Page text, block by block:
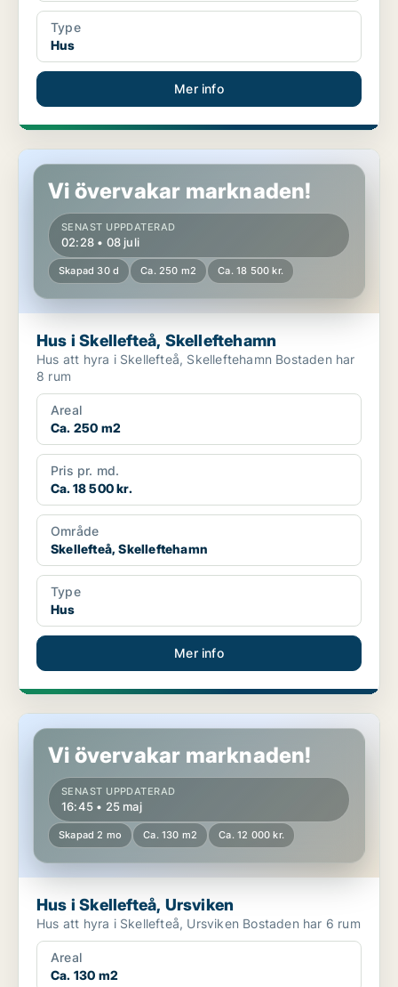
Type
Hus
Mer info
Hus i Skellefteå, Skelleftehamn
Vi övervakar marknaden!
SENAST UPPDATERAD
02:28 • 08 juli
Skapad 30 d Ca. 250 m2 Ca. 18 500 kr.
Hus i Skellefteå, Skelleftehamn
Hus att hyra i Skellefteå, Skelleftehamn Bostaden har
8 rum
Areal
Ca. 250 m2
Pris pr. md.
Ca. 18 500 kr.
Område
Skellefteå, Skelleftehamn
Type
Hus
Mer info
Hus i Skellefteå, Ursviken
Vi övervakar marknaden!
SENAST UPPDATERAD
16:45 • 25 maj
Skapad 2 mo Ca. 130 m2 Ca. 12 000 kr.
Hus i Skellefteå, Ursviken
Hus att hyra i Skellefteå, Ursviken Bostaden har 6 rum
Areal
Ca. 130 m2